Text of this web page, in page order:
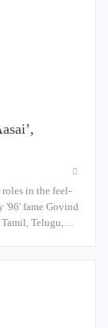
in the feel-
'96' fame Govind
Telugu,…